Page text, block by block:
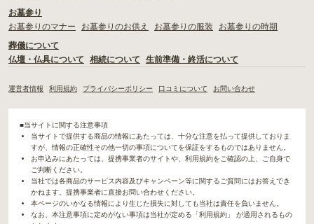
お墓参り
お墓参りのマナー
お墓参りのお供え お墓参りの服装
お墓参りの時期
葬儀について
仏壇・仏具について
相続について 生前準備・終活について
運営者情報 利用規約 プライバシーポリシー 口コミについて お問い合わせ
■当サイトに関する注意事項
当サイトで提供する商品の情報にあたっては、十分な注意を払って提供しておりま
すが、情報の正確性その他一切の事項についてを保証をするものではありません。
お申込みにあたっては、提携事業者のサイトや、利用規約をご確認の上、ご自身で
ご判断ください。
当社では各商品のサービス内容及びキャンペーン等に関するご質問にはお答えでき
かねます。提携事業者に直接お問い合わせください。
本ページのいかなる情報により生じた損失に対しても当社は責任を負いません。
なお、本注意事項に定めがない事項は当社が定める「利用規約」 が適用されるもの